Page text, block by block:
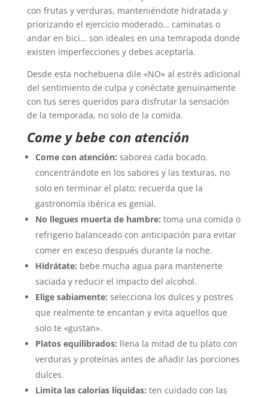
con frutas y verduras, manteniéndote hidratada y
priorizando el ejercicio moderado… caminatas o
andar en bici… son ideales en una temrapoda donde
existen imperfecciones y debes aceptarla.
Desde esta nochebuena dile «NO» al estrés adicional
del sentimiento de culpa y conéctate genuinamente
con tus seres queridos para disfrutar la sensación
de la temporada, no solo de la comida.
Come y bebe con atención
Come con atención: saborea cada bocado,
concentrándote en los sabores y las texturas, no
solo en terminar el plato; recuerda que la
gastronomía ibérica es genial.
No llegues muerta de hambre: toma una comida o
refrigerio balanceado con anticipación para evitar
comer en exceso después durante la noche.
Hidrátate: bebe mucha agua para mantenerte
saciada y reducir el impacto del alcohol.
Elige sabiamente: selecciona los dulces y postres
que realmente te encantan y evita aquellos que
solo te «gustan».
Platos equilibrados: llena la mitad de tu plato con
verduras y proteínas antes de añadir las porciones
dulces.
Limita las calorías líquidas: ten cuidado con las